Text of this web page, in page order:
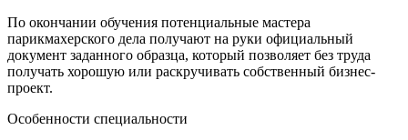
По окончании обучения потенциальные мастера
парикмахерского дела получают на руки официальный
документ заданного образца, который позволяет без труда
получать хорошую или раскручивать собственный бизнес-
проект.
Особенности специальности